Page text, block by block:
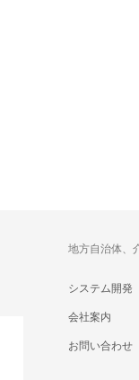
地方自治体、
システム開発
会社案内
お問い合わせ